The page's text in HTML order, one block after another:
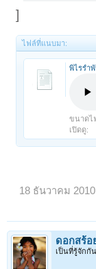
]
ไฟล์ที่แนบมา:
พิไรรำ
ขนาดไ
เปิดดู:
18 ธันวาคม 2010
ดอกสร้อ
เป็นที่รู้จักกั